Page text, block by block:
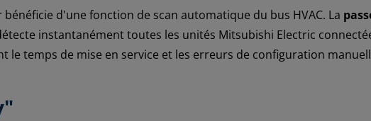
d'une fonction de scan automatique du bus HVAC. La
instantanément toutes les unités Mitsubishi Electric
le temps de mise en service et les erreurs de configuration